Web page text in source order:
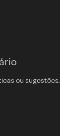
ou sugestões.